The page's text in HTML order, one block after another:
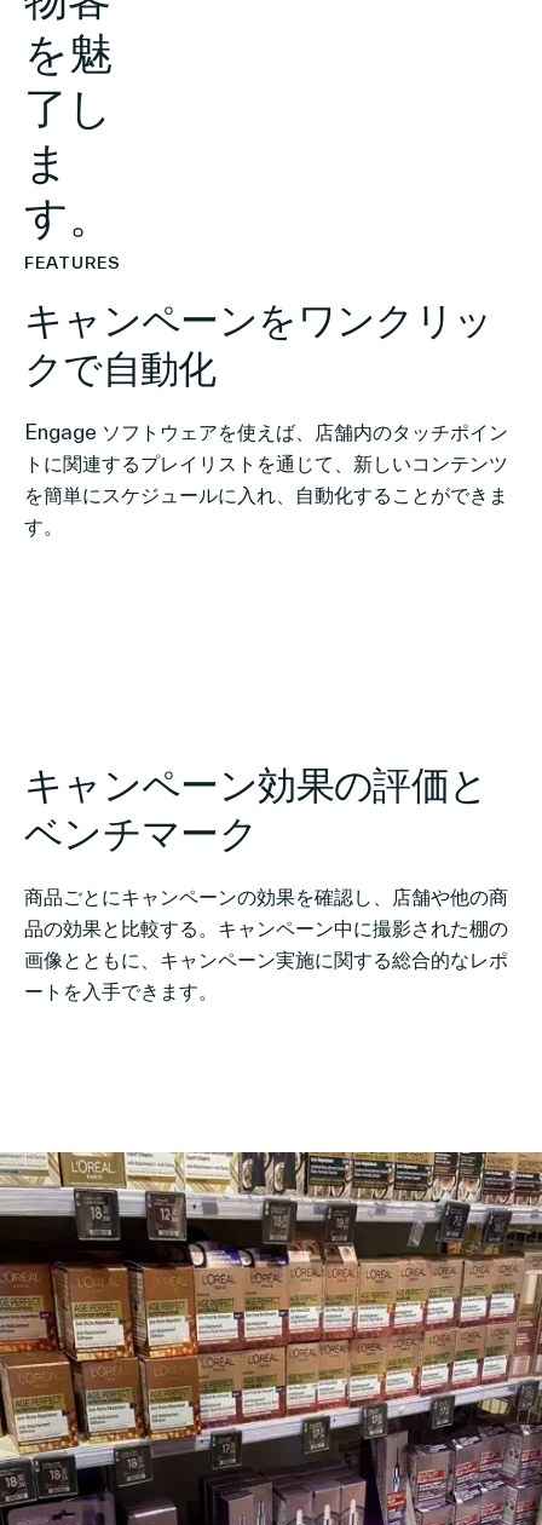
を魅
了し
ま
す。
FEATURES
キャンペーンをワンクリッ
クで自動化
Engage ソフトウェアを使えば、店舗内のタッチポイン
トに関連するプレイリストを通じて、新しいコンテンツ
を簡単にスケジュールに入れ、自動化することができま
す。
キャンペーン効果の評価と
ベンチマーク
商品ごとにキャンペーンの効果を確認し、店舗や他の商
品の効果と比較する。キャンペーン中に撮影された棚の
画像とともに、キャンペーン実施に関する総合的なレポ
ートを入手できます。